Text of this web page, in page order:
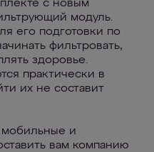
с новым
модуль.
его подготовки по
фильтровать,
здоровье.
практически в
их не составит
и
вам компанию